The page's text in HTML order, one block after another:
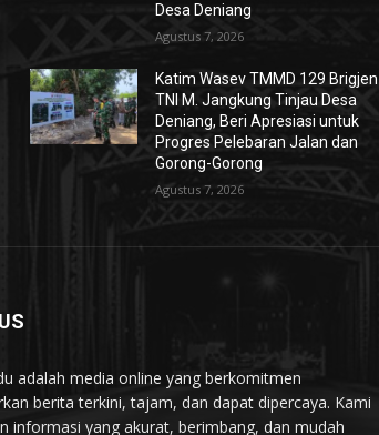
Desa Deniang
Agustus 7, 2026
Katim Wasev TMMD 129 Brigjen
TNI M. Jangkung Tinjau Desa
Deniang, Beri Apresiasi untuk
Progres Pelebaran Jalan dan
Gorong-Gorong
Agustus 7, 2026
adalah media online yang berkomitmen
berita terkini, tajam, dan dapat dipercaya. Kami
informasi yang akurat, berimbang, dan mudah